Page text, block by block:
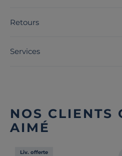
Retours
Services
NOS CLIENTS
AIMÉ
Liv. offerte